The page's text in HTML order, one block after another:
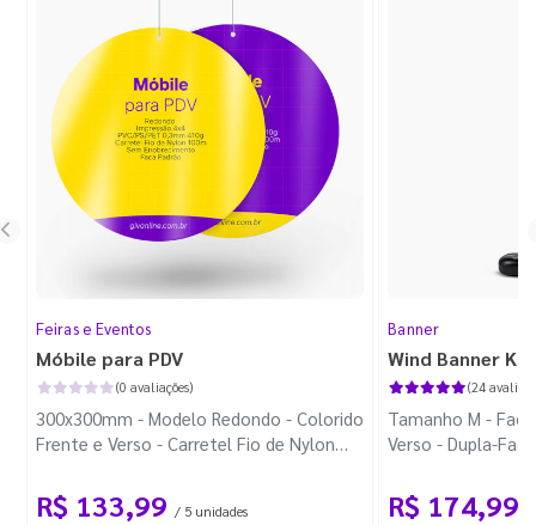
Feiras e Eventos
Móbile para PDV
(0 avaliações)
300x300mm - Modelo Redondo - Colorido
Frente e Verso - Carretel Fio de Nylon
R$ 133,99 / 5 unidades
Banner
Wind Banner
(24
Tamanho M -
Verso - Dupla-
R$ 174,99